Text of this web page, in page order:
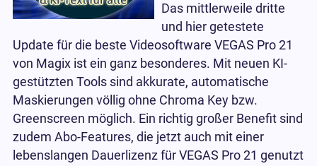
Das mittlerweile dritte
und hier getestete
Update für die beste Videosoftware VEGAS Pro 21
von Magix ist ein ganz besonderes. Mit neuen KI-
gestützten Tools sind akkurate, automatische
Maskierungen völlig ohne Chroma Key bzw.
Greenscreen möglich. Ein richtig großer Benefit sind
zudem Abo-Features, die jetzt auch mit einer
lebenslangen Dauerlizenz für VEGAS Pro 21 genutzt